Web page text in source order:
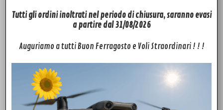
Riprese verso l’alto fino a 70°
Visione Nitida, Navigazione Fluida
ActiveTrack 360° migliorato
ActiveTrack 360° offre tracciamento avanzato anche in
condizioni di scarsa illuminazione, mantenendo il soggetto a
fuoco anche se parzialmente coperto o in movimento. Rileva
Tutti gli ordini inoltrati nel periodo di chiusura, saranno evasi
a partire dal 31/08/2026
Auguriamo a tutti Buon Ferragosto e Voli Straordinari ! ! !